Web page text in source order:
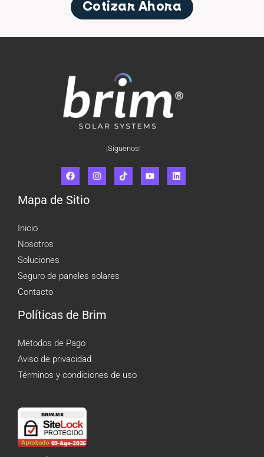
Cotizar Ahora
¡Síguenos!
Mapa de Sitio
Inicio
Nosotros
Soluciones
Seguro de paneles solares
Contacto
Políticas de Brim
Métodos de Pago
Aviso de privacidad
Términos y condiciones de uso